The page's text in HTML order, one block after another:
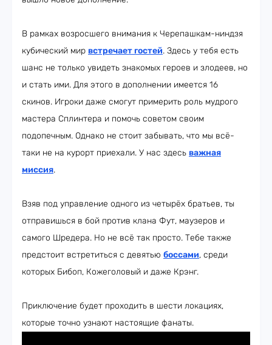
В рамках возросшего внимания к Черепашкам-ниндзя
кубический мир встречает гостей. Здесь у тебя есть
шанс не только увидеть знакомых героев и злодеев, но
и стать ими. Для этого в дополнении имеется 16
скинов. Игроки даже смогут примерить роль мудрого
мастера Сплинтера и помочь советом своим
подопечным. Однако не стоит забывать, что мы всё-
таки не на курорт приехали. У нас здесь важная
миссия.
Взяв под управление одного из четырёх братьев, ты
отправишься в бой против клана Фут, маузеров и
самого Шредера. Но не всё так просто. Тебе также
предстоит встретиться с девятью боссами, среди
которых Бибоп, Кожеголовый и даже Крэнг.
Приключение будет проходить в шести локациях,
которые точно узнают настоящие фанаты.